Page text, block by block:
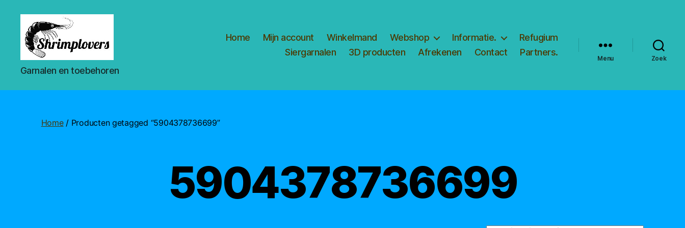
Shrimplovers
Garnalen en toebehoren
Home Mijn account Winkelmand Webshop Informatie.
Refugium
Siergarnalen
3D producten Afrekenen Contact Partners.
Menu Zoek
Home/ Producten getagged “5904378736699”
5904378736699